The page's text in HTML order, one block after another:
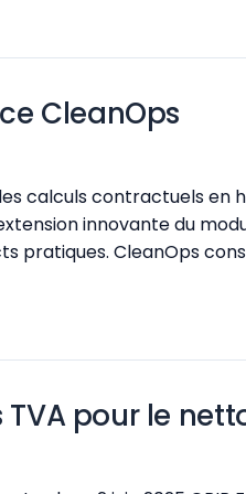
CleanOps
calculs contractuels en
innovante du
pratiques. CleanOps
TVA pour le